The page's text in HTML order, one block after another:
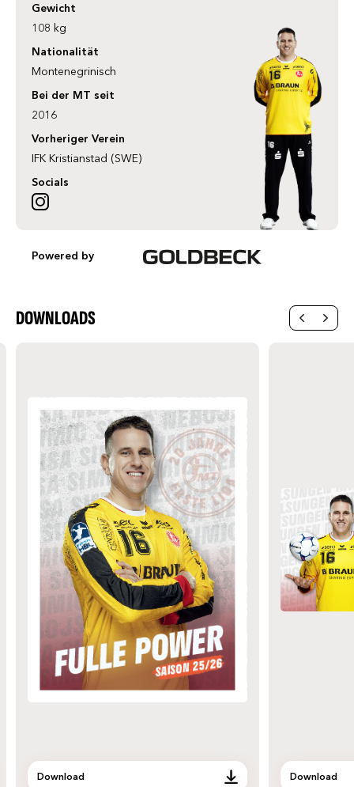
Gewicht
108 kg
Nationalität
Montenegrinisch
Bei der MT seit
2016
Vorheriger Verein
IFK Kristianstad (SWE)
Socials
Powered by
DOWNLOADS
Download Download